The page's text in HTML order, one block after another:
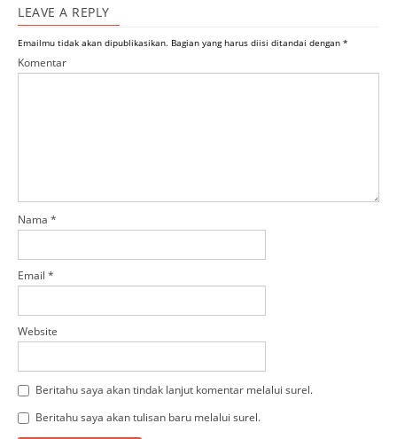
LEAVE A REPLY
Emailmu tidak akan dipublikasikan. Bagian yang harus diisi ditandai dengan *
Komentar
Nama *
Email *
Website
Beritahu saya akan tindak lanjut komentar melalui surel.
Beritahu saya akan tulisan baru melalui surel.